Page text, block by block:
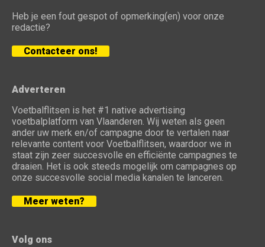
Heb je een fout gespot of opmerking(en) voor onze
redactie?
Contacteer ons!
Adverteren
Voetbalflitsen is het #1 native advertising
voetbalplatform van Vlaanderen. Wij weten als geen
ander uw merk en/of campagne door te vertalen naar
relevante content voor Voetbalflitsen, waardoor we in
staat zijn zeer succesvolle en efficiënte campagnes te
draaien. Het is ook steeds mogelijk om campagnes op
onze succesvolle social media kanalen te lanceren.
Meer weten?
Volg ons